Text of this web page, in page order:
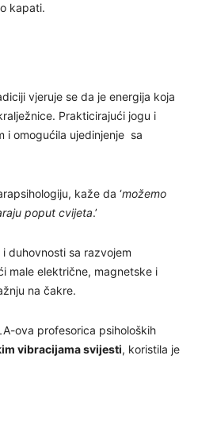
kapati.
vjeruje se da je energija koja
Prakticirajući jogu i
i omogućila ujedinjenje sa
kaže da ‘možemo
poput cvijeta.’
duhovnosti sa razvojem
male električne, magnetske i
na čakre.
ova profesorica psiholoških
vibracijama svijesti, koristila je